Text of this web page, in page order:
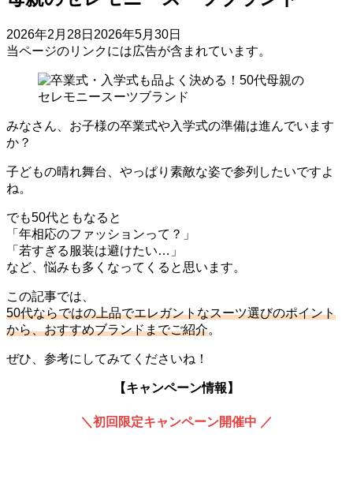
2026年2月28日 2026年5月30日
当ページのリンクには広告が含まれています。
みなさん、お子様の卒業式や入学式の準備は進んでいます
か？
子どもの晴れ舞台、やっぱり素敵な姿で参列したいですよ
ね。
でも50代ともなると
「年相応のファッションって？」
「若すぎる服装は避けたい…」
など、悩みも多くなってくると思います。
この記事では、
50代ならではの上品でエレガントなスーツ選びのポイント
から、おすすめブランドまでご紹介。
ぜひ、参考にしてみてくださいね！
【キャンペーン情報】
＼初回限定キャンペーン開催中 ／